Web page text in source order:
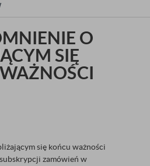
O
SIĘ
się końcu ważności
zamówień w